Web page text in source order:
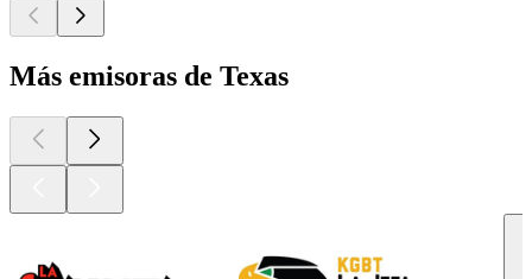
Más emisoras de Texas